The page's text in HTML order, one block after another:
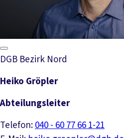
DGB Bezirk Nord
Heiko Gröpler
Abteilungsleiter
Telefon:040 - 60 77 66 1-21